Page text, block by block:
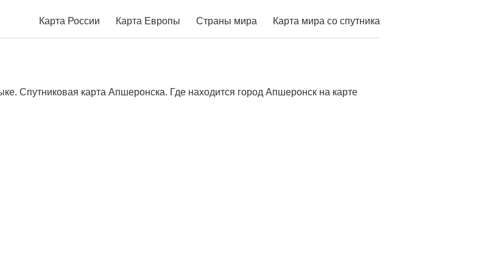
Карта России Карта Европы Страны мира Карта мира со спутника
Спутниковая карта Апшеронска. Где находится город Апшеронск на карте